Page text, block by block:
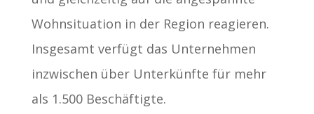
Wohnsituation in der Region reagieren.
Insgesamt verfügt das Unternehmen
inzwischen über Unterkünfte für mehr
als 1.500 Beschäftigte.